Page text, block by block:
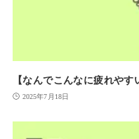
【なんでこんなに疲れやす
2025年7月18日